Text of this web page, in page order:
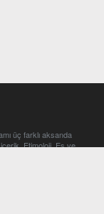
üç farklı aksanda
Etimoloji, Eş ve